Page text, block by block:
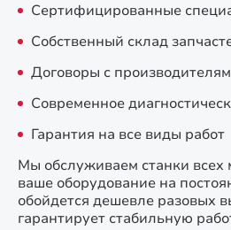
Сертифицированные
Собственный склад
Договоры с
Современное
Гарантия на все виды работ
Мы обслуживаем станки всех
ваше оборудование на
обойдется дешевле разовых
гарантирует стабильную